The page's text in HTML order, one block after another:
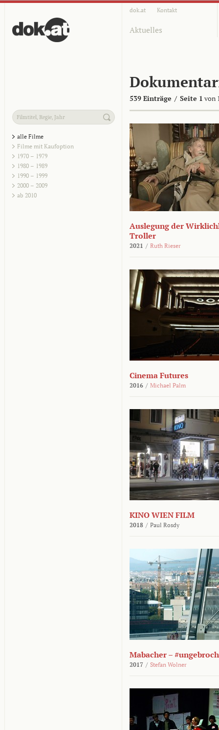
dok.at Kontakt
Aktuelles
539 Einträge / Seite 1 von
alle Filme
Filme mit Kaufoption
1970 – 1979
1980 – 1989
1990 – 1999
2000 – 2009
ab 2010
Auslegung der
Troller
2021 / Ruth Rieser
Cinema Futures
2016 / Michael Palm
KINO WIEN FILM
2018 / Paul Rosdy
Mabacher –
2017 / Stefan Wolner